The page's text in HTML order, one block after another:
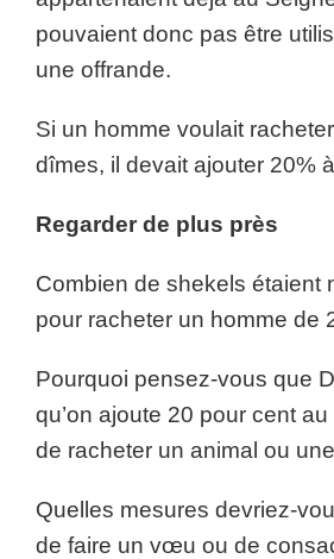
pouvaient donc pas être
une offrande.
Si un homme voulait
dîmes, il devait ajouter 20%
Regarder de plus près
Combien de shekels étaient
pour racheter un homme de
Pourquoi pensez-vous que
qu’on ajoute 20 pour cent
de racheter un animal ou
Quelles mesures devriez-
de faire un vœu ou de